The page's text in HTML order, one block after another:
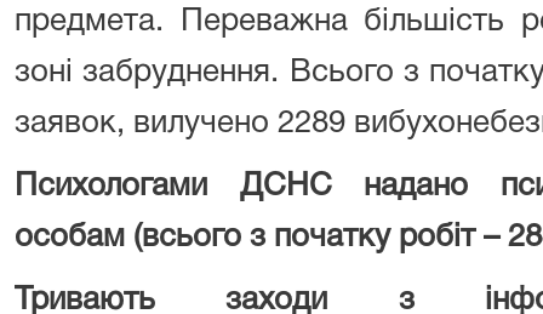
предмета.
Переважна більшість
зоні забруднення. Всього з
заявок, вилучено 2289
Психологами ДСНС надано
особам (всього з початку робіт –
Тривають заходи з